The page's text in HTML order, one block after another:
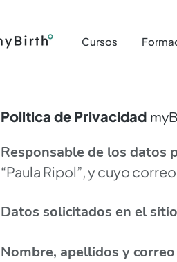
Cursos
Politica de Privacidad
Responsable de los datos
“Paula Ripol”, y cuyo
Datos solicitados en el
Nombre, apellidos y